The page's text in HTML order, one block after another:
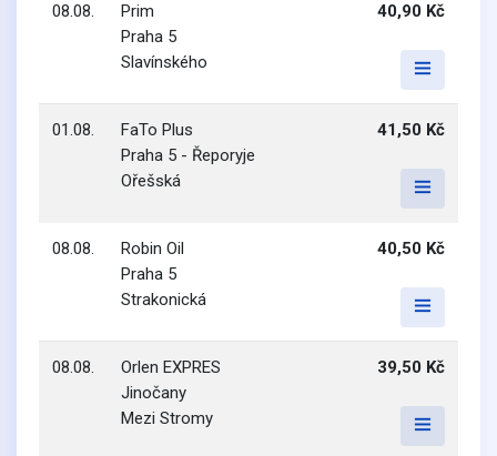
08.08.
Prim
Praha 5
Slavínského
40,90 Kč
01.08.
FaTo Plus
Praha 5 - Řeporyje
Ořešská
41,50 Kč
08.08.
Robin Oil
Praha 5
Strakonická
40,50 Kč
08.08.
Orlen EXPRES
Jinočany
Mezi Stromy
39,50 Kč